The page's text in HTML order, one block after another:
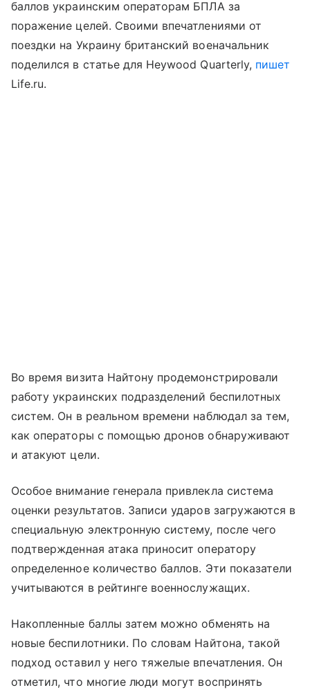
баллов украинским операторам БПЛА за
поражение целей. Своими впечатлениями от
поездки на Украину британский военачальник
поделился в статье для Heywood Quarterly, пишет
Life.ru.
Во время визита Найтону продемонстрировали
работу украинских подразделений беспилотных
систем. Он в реальном времени наблюдал за тем,
как операторы с помощью дронов обнаруживают
и атакуют цели.
Особое внимание генерала привлекла система
оценки результатов. Записи ударов загружаются в
специальную электронную систему, после чего
подтвержденная атака приносит оператору
определенное количество баллов. Эти показатели
учитываются в рейтинге военнослужащих.
Накопленные баллы затем можно обменять на
новые беспилотники. По словам Найтона, такой
подход оставил у него тяжелые впечатления. Он
отметил, что многие люди могут воспринять